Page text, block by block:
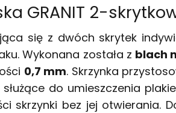
GRANIT 2-
się z dwóch skrytek
Wykonana została z blach
0,7 mm. Skrzynka
służące do umieszczenia
skrzynki bez jej otwierania.